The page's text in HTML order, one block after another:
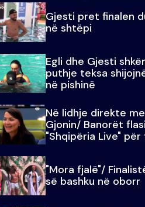
Gjesti pret finalen
në shtëpi
Egli dhe Gjesti
puthje teksa
në pishinë
Në lidhje direkte
Gjonin/ Banorët
"Shqipëria Live" për
madhe
"Mora fjalë"/
së bashku në oborr